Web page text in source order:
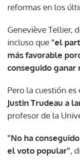
reformas en los
Geneviève Tellier,
incluso que "el
más favorable
conseguido ganar
Pero la cuestión es
Justin Trudeau a
profesor de la
"No ha
el voto popular",